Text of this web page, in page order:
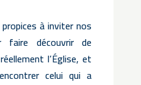
à inviter nos
découvrir de
l’Église, et
celui qui a